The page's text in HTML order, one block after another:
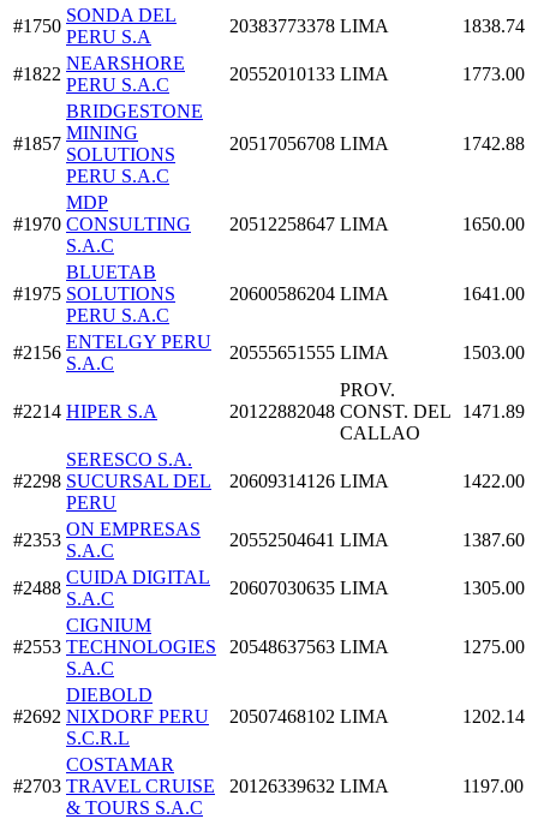
#1750
SONDA DEL
PERU S.A
20383773378 LIMA 1838.74
#1822
NEARSHORE
PERU S.A.C
20552010133 LIMA 1773.00
#1857
BRIDGESTONE
MINING
SOLUTIONS
PERU S.A.C
20517056708 LIMA 1742.88
#1970
MDP
CONSULTING
S.A.C
20512258647 LIMA 1650.00
#1975
BLUETAB
SOLUTIONS
PERU S.A.C
20600586204 LIMA 1641.00
#2156
ENTELGY PERU
S.A.C
20555651555 LIMA 1503.00
#2214 HIPER S.A 20122882048
PROV.
CONST. DEL
CALLAO
1471.89
#2298
SERESCO S.A.
SUCURSAL DEL
PERU
20609314126 LIMA 1422.00
#2353
ON EMPRESAS
S.A.C
20552504641 LIMA 1387.60
#2488
CUIDA DIGITAL
S.A.C
20607030635 LIMA 1305.00
#2553
CIGNIUM
TECHNOLOGIES
S.A.C
20548637563 LIMA 1275.00
#2692
DIEBOLD
NIXDORF PERU
S.C.R.L
20507468102 LIMA 1202.14
#2703
COSTAMAR
TRAVEL CRUISE
& TOURS S.A.C
20126339632 LIMA 1197.00